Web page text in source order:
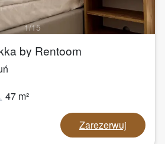
1/15
by Rentoom
47 m²
Zarezerwuj